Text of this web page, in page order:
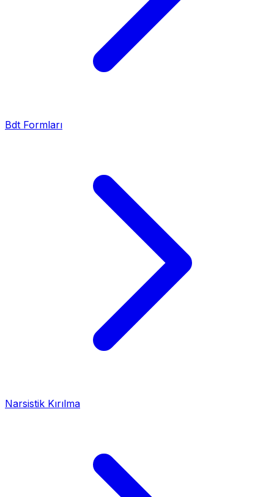
Bdt Formları
Narsistik Kırılma